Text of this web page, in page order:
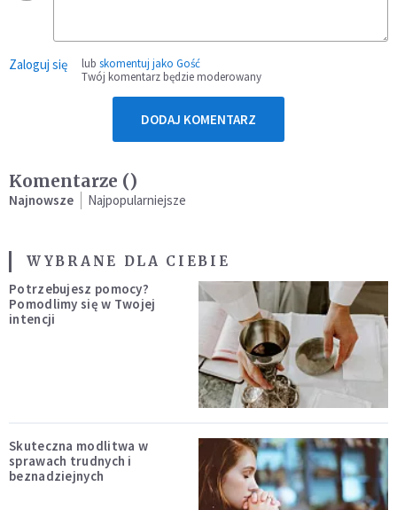
Zaloguj się lub skomentuj jako Gość
Twój komentarz będzie moderowany
DODAJ KOMENTARZ
Komentarze ()
Najnowsze Najpopularniejsze
WYBRANE DLA CIEBIE
Potrzebujesz pomocy?
Pomodlimy się w Twojej
intencji
Skuteczna modlitwa w
sprawach trudnych i
beznadziejnych